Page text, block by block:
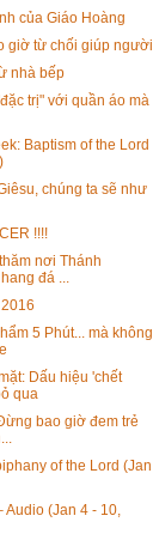
của Giáo Hoàng
giờ từ chối giúp người
nhà bếp
trị" với quần áo mà
Baptism of the Lord
chúng ta sẽ như
!!!!
nơi Thánh
đá ...
5 Phút... mà không
Dấu hiệu 'chết
qua
bao giờ đem trẻ
of the Lord (Jan
(Jan 4 - 10,